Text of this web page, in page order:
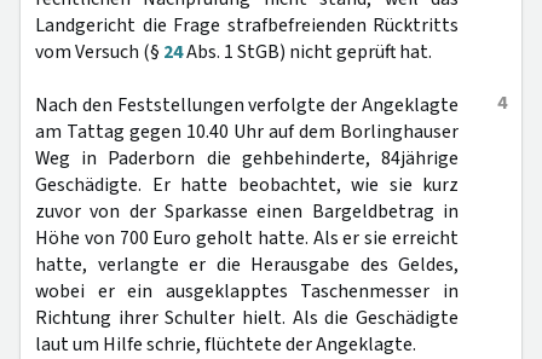
Landgericht die Frage strafbefreienden Rücktritts
vom Versuch (§ 24Abs. 1 StGB) nicht geprüft hat.
4
Nach den Feststellungen verfolgte der Angeklagte
am Tattag gegen 10.40 Uhr auf dem Borlinghauser
Weg in Paderborn die gehbehinderte, 84jährige
Geschädigte. Er hatte beobachtet, wie sie kurz
zuvor von der Sparkasse einen Bargeldbetrag in
Höhe von 700 Euro geholt hatte. Als er sie erreicht
hatte, verlangte er die Herausgabe des Geldes,
wobei er ein ausgeklapptes Taschenmesser in
Richtung ihrer Schulter hielt. Als die Geschädigte
laut um Hilfe schrie, flüchtete der Angeklagte.